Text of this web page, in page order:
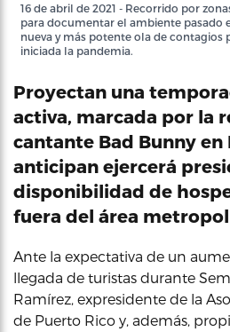
16 de abril de 2021 - Recorrido por
para documentar el ambiente pasado
nueva y más potente ola de contagios
iniciada la pandemia.
Proyectan una
activa, marcada por la
cantante Bad Bunny en
anticipan ejercerá
disponibilidad de
fuera del área
Ante la expectativa de un
llegada de turistas durante
Ramírez, expresidente de la
de Puerto Rico y, además,